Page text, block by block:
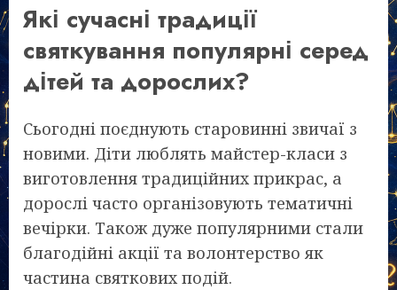
Які сучасні традиції
святкування популярні серед
дітей та дорослих?
Сьогодні поєднують старовинні звичаї з
новими. Діти люблять майстер-класи з
виготовлення традиційних прикрас, а
дорослі часто організовують тематичні
вечірки. Також дуже популярними стали
благодійні акції та волонтерство як
частина святкових подій.